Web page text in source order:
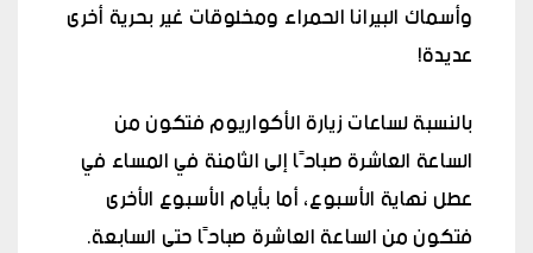
وأسماك البيرانا الحمراء ومخلوقات غير بحرية أخرى
عديدة!
بالنسبة لساعات زيارة الأكواريوم فتكون من
الساعة العاشرة صباحًا إلى الثامنة في المساء في
عطل نهاية الأسبوع، أما بأيام الأسبوع الأخرى
فتكون من الساعة العاشرة صباحًا حتى السابعة.